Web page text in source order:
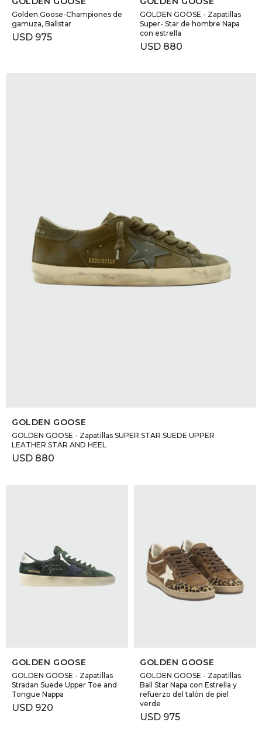
Golden Goose-Championes de
gamuza, Ballstar
USD 975
GOLDEN GOOSE - Zapatillas
Super- Star de hombre Napa
con estrella
USD 880
GOLDEN GOOSE
GOLDEN GOOSE - Zapatillas SUPER STAR SUEDE UPPER
LEATHER STAR AND HEEL
USD 880
GOLDEN GOOSE
GOLDEN GOOSE - Zapatillas
Stradan Suede Upper Toe and
Tongue Nappa
USD 920
GOLDEN GOOSE
GOLDEN GOOSE - Zapatillas
Ball Star Napa con Estrella y
refuerzo del talón de piel
verde
USD 975